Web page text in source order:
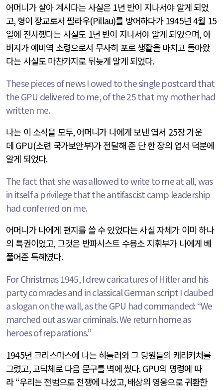
어머니가 살아 계시다는 사실은 1년 반이 지나서야 알게 되었
고,형이 장교로서 필라우(Pillau)를 방어하다가 1945년4월 15
일에 전사했다는 사실도 1년 반이 지나서야 알게 되었으며, 아
버지가 예비역 소령으로서 무사히 포로 생활을 마치고 돌아왔
다는 사실도 마찬가지로 뒤늦게 알게 되었다.
These pieces of news I owed to the single postcard that
the GPU delivered to me, of the 25 that my mother had
written me.
나는 이 소식을 모두, 어머니가 나에게 보낸 엽서 25장 가운
데 GPU(소련 국가보안부)가 전달해 준 단 한 장의 엽서 덕분에
알게 되었다.
The fact that she was allowed to write to me at all, was
in itself a privilege that the antifascist camp leadership
had conferred on me.
어머니가 나에게 편지를 쓸 수 있었다는 사실 자체가 이미 하나
의 특권이었고,그것은 반파시스트 수용소 지휘부가 나에게 베
풀어준 특혜였다.
For Christmas 1945, I drew caricatures of Hitler and his
party comrades and in classical German script I daubed
a slogan on the wall, as the GPU had commanded: “We
marched out as war criminals. We return home as
heroes of reparations.”
1945년 크리스마스에 나는 히틀러와 그 당원들의 캐리커처를
그렸고,고딕체로 다음 문구를 벽에 썼다. GPU의 명령에 따
라“우리는 전범으로 전쟁에 나섰고,배상의 영웅으로 귀환한